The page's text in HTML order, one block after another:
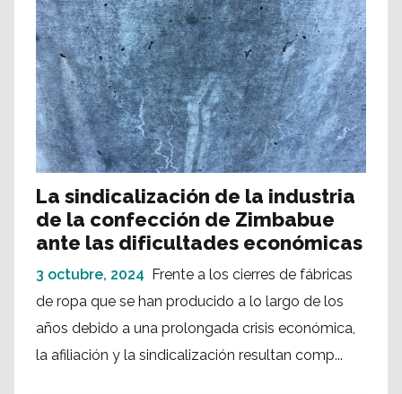
La sindicalización de la industria
de la confección de Zimbabue
ante las dificultades económicas
3 octubre, 2024 Frente a los cierres de fábricas
de ropa que se han producido a lo largo de los
años debido a una prolongada crisis económica,
la afiliación y la sindicalización resultan comp...